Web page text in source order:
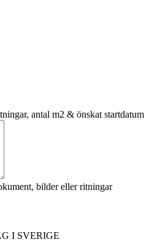
antal m2 & önskat startdatum
bilder eller ritningar
I SVERIGE